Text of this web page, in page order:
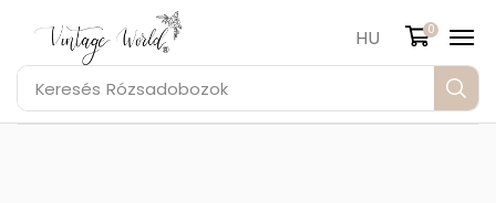
Keresés Rózsadobozok
HU 0